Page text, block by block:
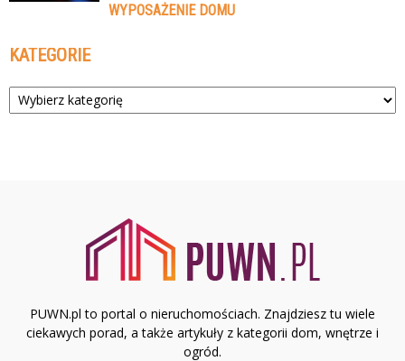
WYPOSAŻENIE DOMU
KATEGORIE
Kategorie
PUWN.pl to portal o nieruchomościach. Znajdziesz tu wiele
ciekawych porad, a także artykuły z kategorii dom, wnętrze i
ogród.